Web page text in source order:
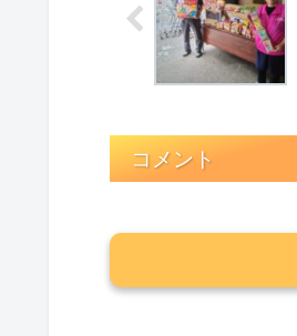
コメント